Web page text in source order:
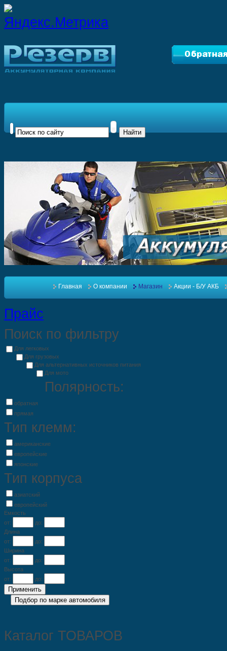
Главная О компании Магазин Акции - Б/У АКБ
Прайс
Поиск по фильтру
Для легковых
Для грузовых
Для альтернативных источников питания
Для мото
Полярность:
обратная
прямая
Тип клемм:
американские
европейские
японские
Тип корпуса
азиатский
европейский
Емкость
от:
до:
Длина
от:
до:
Ширина
от:
до:
Высота
от:
до:
Каталог ТОВАРОВ